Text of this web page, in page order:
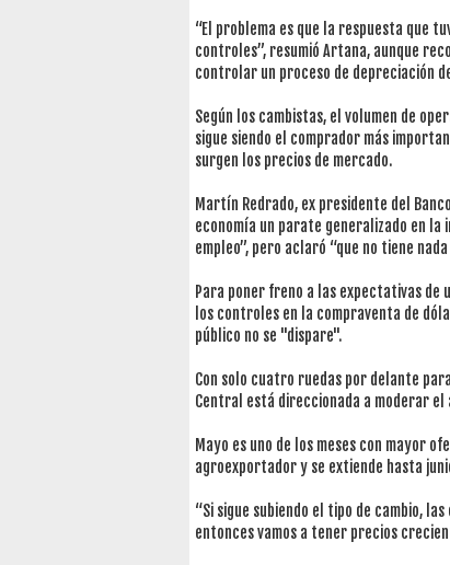
“El problema es que la respuesta que
controles”, resumió Artana, aunque
controlar un proceso de depreciación
Según los cambistas, el volumen de
sigue siendo el comprador más
surgen los precios de mercado.
Martín Redrado, ex presidente del
economía un parate generalizado en la
empleo”, pero aclaró “que no tiene
Para poner freno a las expectativas de
los controles en la compraventa de
público no se "dispare".
Con solo cuatro ruedas por delante
Central está direccionada a moderar
Mayo es uno de los meses con mayor
agroexportador y se extiende hasta
“Si sigue subiendo el tipo de cambio,
entonces vamos a tener precios